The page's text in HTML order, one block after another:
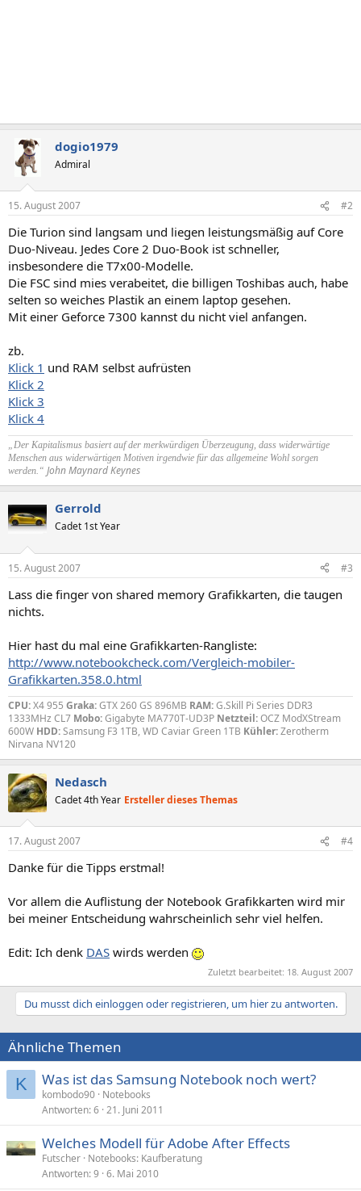
dogio1979
Admiral
15. August 2007 #2
Die Turion sind langsam und liegen leistungsmäßig auf Core
Duo-Niveau. Jedes Core 2 Duo-Book ist schneller,
insbesondere die T7x00-Modelle.
Die FSC sind mies verabeitet, die billigen Toshibas auch, habe
selten so weiches Plastik an einem laptop gesehen.
Mit einer Geforce 7300 kannst du nicht viel anfangen.
zb.
Klick 1 und RAM selbst aufrüsten
Klick 2
Klick 3
Klick 4
„Der Kapitalismus basiert auf der merkwürdigen Überzeugung, dass widerwärtige
Menschen aus widerwärtigen Motiven irgendwie für das allgemeine Wohl sorgen
werden.“ John Maynard Keynes
Gerrold
Cadet 1st Year
15. August 2007 #3
Lass die finger von shared memory Grafikkarten, die taugen
nichts.
Hier hast du mal eine Grafikkarten-Rangliste:
http://www.notebookcheck.com/Vergleich-mobiler-
Grafikkarten.358.0.html
CPU:X4 955 Graka:GTX 260 GS 896MB RAM:G.Skill Pi Series DDR3
1333MHz CL7 Mobo:Gigabyte MA770T-UD3P Netzteil:OCZ ModXStream
600W HDD:Samsung F3 1TB, WD Caviar Green 1TB Kühler:Zerotherm
Nirvana NV120
Nedasch
Cadet 4th Year Ersteller dieses Themas
17. August 2007 #4
Danke für die Tipps erstmal!
Vor allem die Auflistung der Notebook Grafikkarten wird mir
bei meiner Entscheidung wahrscheinlich sehr viel helfen.
Edit: Ich denk DAS wirds werden
Zuletzt bearbeitet: 18. August 2007
Du musst dich einloggen oder registrieren, um hier zu antworten.
Ähnliche Themen
K Was ist das Samsung Notebook noch wert?
kombodo90 Notebooks
Antworten 6 21. Juni 2011
Welches Modell für Adobe After Effects
Futscher Notebooks: Kaufberatung
Antworten 9 6. Mai 2010